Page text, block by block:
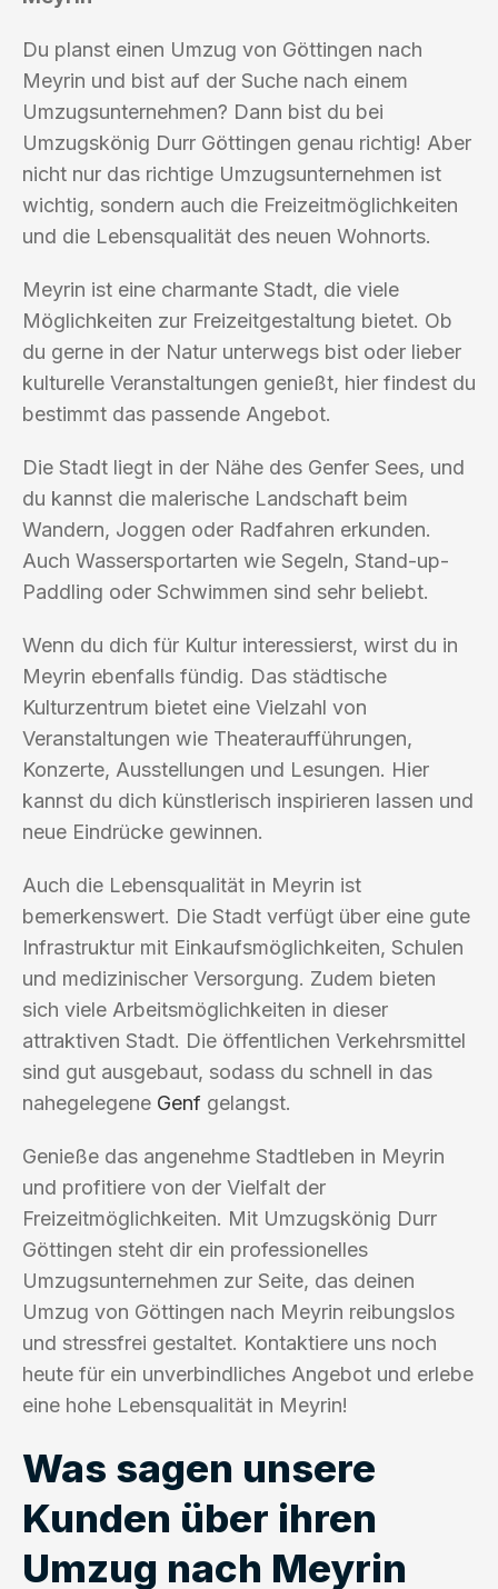
Du planst einen Umzug von Göttingen nach
Meyrin und bist auf der Suche nach einem
Umzugsunternehmen? Dann bist du bei
Umzugskönig Durr Göttingen genau richtig! Aber
nicht nur das richtige Umzugsunternehmen ist
wichtig, sondern auch die Freizeitmöglichkeiten
und die Lebensqualität des neuen Wohnorts.
Meyrin ist eine charmante Stadt, die viele
Möglichkeiten zur Freizeitgestaltung bietet. Ob
du gerne in der Natur unterwegs bist oder lieber
kulturelle Veranstaltungen genießt, hier findest du
bestimmt das passende Angebot.
Die Stadt liegt in der Nähe des Genfer Sees, und
du kannst die malerische Landschaft beim
Wandern, Joggen oder Radfahren erkunden.
Auch Wassersportarten wie Segeln, Stand-up-
Paddling oder Schwimmen sind sehr beliebt.
Wenn du dich für Kultur interessierst, wirst du in
Meyrin ebenfalls fündig. Das städtische
Kulturzentrum bietet eine Vielzahl von
Veranstaltungen wie Theateraufführungen,
Konzerte, Ausstellungen und Lesungen. Hier
kannst du dich künstlerisch inspirieren lassen und
neue Eindrücke gewinnen.
Auch die Lebensqualität in Meyrin ist
bemerkenswert. Die Stadt verfügt über eine gute
Infrastruktur mit Einkaufsmöglichkeiten, Schulen
und medizinischer Versorgung. Zudem bieten
sich viele Arbeitsmöglichkeiten in dieser
attraktiven Stadt. Die öffentlichen Verkehrsmittel
sind gut ausgebaut, sodass du schnell in das
nahegelegene Genf gelangst.
Genieße das angenehme Stadtleben in Meyrin
und profitiere von der Vielfalt der
Freizeitmöglichkeiten. Mit Umzugskönig Durr
Göttingen steht dir ein professionelles
Umzugsunternehmen zur Seite, das deinen
Umzug von Göttingen nach Meyrin reibungslos
und stressfrei gestaltet. Kontaktiere uns noch
heute für ein unverbindliches Angebot und erlebe
eine hohe Lebensqualität in Meyrin!
Was sagen unsere
Kunden über ihren
Umzug nach Meyrin